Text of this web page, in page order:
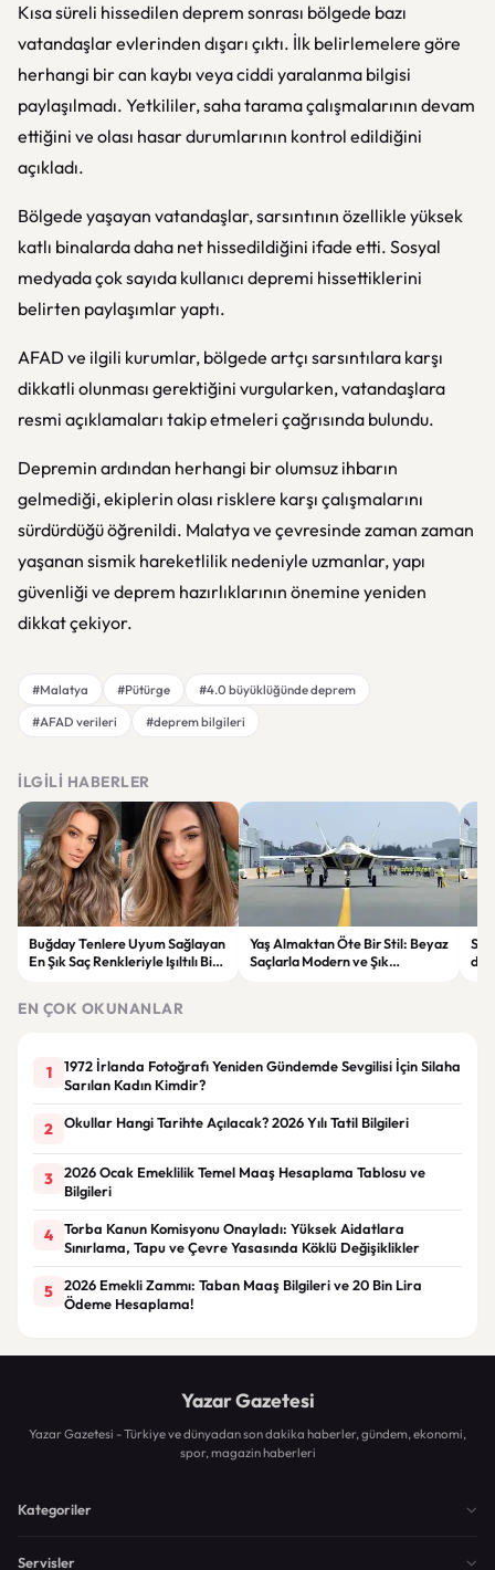
Kısa süreli hissedilen deprem sonrası bölgede bazı
vatandaşlar evlerinden dışarı çıktı. İlk belirlemelere göre
herhangi bir can kaybı veya ciddi yaralanma bilgisi
paylaşılmadı. Yetkililer, saha tarama çalışmalarının devam
ettiğini ve olası hasar durumlarının kontrol edildiğini
açıkladı.
Bölgede yaşayan vatandaşlar, sarsıntının özellikle yüksek
katlı binalarda daha net hissedildiğini ifade etti. Sosyal
medyada çok sayıda kullanıcı depremi hissettiklerini
belirten paylaşımlar yaptı.
AFAD ve ilgili kurumlar, bölgede artçı sarsıntılara karşı
dikkatli olunması gerektiğini vurgularken, vatandaşlara
resmi açıklamaları takip etmeleri çağrısında bulundu.
Depremin ardından herhangi bir olumsuz ihbarın
gelmediği, ekiplerin olası risklere karşı çalışmalarını
sürdürdüğü öğrenildi. Malatya ve çevresinde zaman zaman
yaşanan sismik hareketlilik nedeniyle uzmanlar, yapı
güvenliği ve deprem hazırlıklarının önemine yeniden
dikkat çekiyor.
#Malatya #Pütürge
#4.0 büyüklüğünde deprem
#AFAD verileri
#deprem bilgileri
İLGILI HABERLER
Buğday Tenlere Uyum Sağlayan
En Şık Saç Renkleriyle Işıltılı Bir
Yaş Almaktan Öte Bir Stil: Beyaz
Saçlarla Modern ve Şık
EN ÇOK OKUNANLAR
1
1972 İrlanda Fotoğrafı Yeniden Gündemde Sevgilisi İçin Silaha
Sarılan Kadın Kimdir?
2 Okullar Hangi Tarihte Açılacak? 2026 Yılı Tatil Bilgileri
3
2026 Ocak Emeklilik Temel Maaş Hesaplama Tablosu ve
Bilgileri
4
Torba Kanun Komisyonu Onayladı: Yüksek Aidatlara
Sınırlama, Tapu ve Çevre Yasasında Köklü Değişiklikler
5
2026 Emekli Zammı: Taban Maaş Bilgileri ve 20 Bin Lira
Ödeme Hesaplama!
Yazar Gazetesi
Yazar Gazetesi - Türkiye ve dünyadan son dakika haberler, gündem, ekonomi,
spor, magazin haberleri
Kategoriler
Servisler